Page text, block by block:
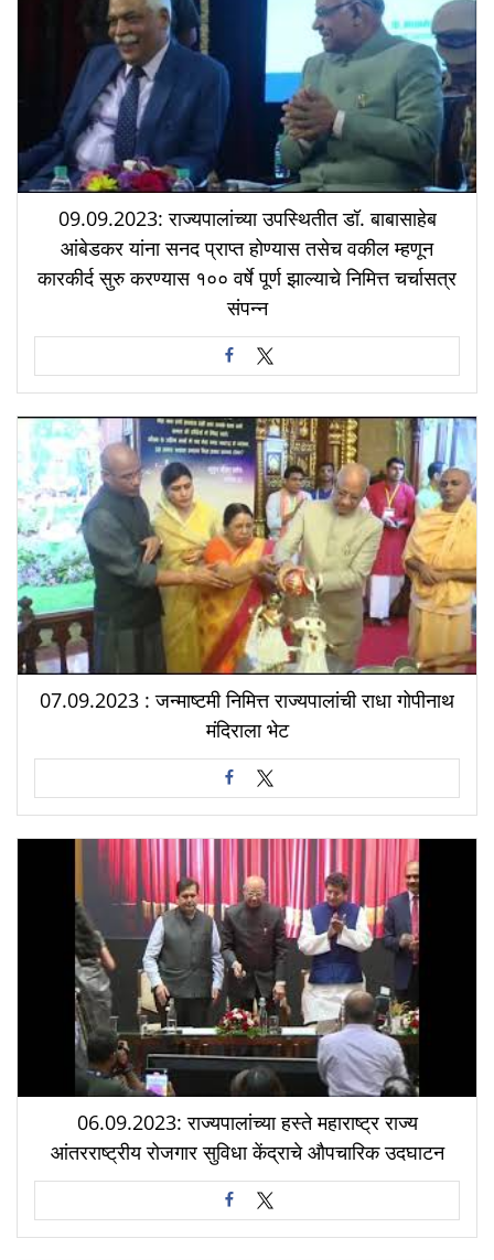
09.09.2023: राज्यपालांच्या उपस्थितीत डॉ. बाबासाहेब
आंबेडकर यांना सनद प्राप्त होण्यास तसेच वकील म्हणून
कारकीर्द सुरु करण्यास १०० वर्षे पूर्ण झाल्याचे निमित्त चर्चासत्र
संपन्न
07.09.2023 : जन्माष्टमी निमित्त राज्यपालांची राधा गोपीनाथ
मंदिराला भेट
06.09.2023: राज्यपालांच्या हस्ते महाराष्ट्र राज्य
आंतरराष्ट्रीय रोजगार सुविधा केंद्राचे औपचारिक उदघाटन